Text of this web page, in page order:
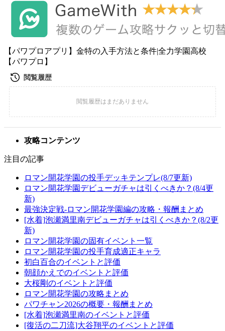
【パワプロアプリ】金特の入手方法と条件|全力学園高校
【パワプロ】
攻略コンテンツ
注目の記事
ロマン開花学園の投手デッキテンプレ(8/7更新)
ロマン開花学園デビューガチャは引くべきか？(8/4更
新)
最強決定戦-ロマン開花学園編の攻略・報酬まとめ
[水着]泡瀬満里南デビューガチャは引くべきか？(8/2更
新)
ロマン開花学園の固有イベント一覧
ロマン開花学園の投手育成適正キャラ
初白百合のイベントと評価
朝顔かえでのイベントと評価
大桜剛のイベントと評価
ロマン開花学園の攻略まとめ
パワチャン2026の概要・報酬まとめ
[水着]泡瀬満里南のイベントと評価
[復活の二刀流]大谷翔平のイベントと評価